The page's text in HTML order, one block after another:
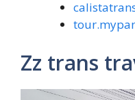
Zz trans